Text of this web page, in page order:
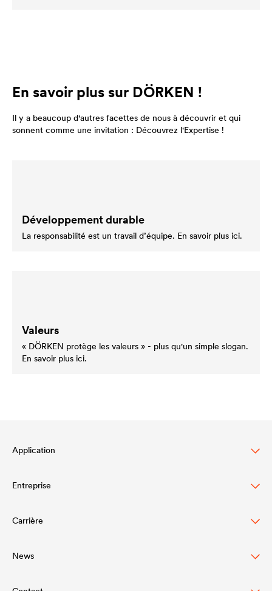
En savoir plus sur DÖRKEN !
Il y a beaucoup d'autres facettes de nous à découvrir et qui
sonnent comme une invitation : Découvrez l'Expertise !
Développement durable
La responsabilité est un travail d’équipe. En savoir plus ici.
Valeurs
« DÖRKEN protège les valeurs » - plus qu'un simple slogan.
En savoir plus ici.
Application
Protection des toitures en pente
Protection des façades ventilées
Drainage et protection des toitures-terrasses et
Entreprise
Structure
Valeurs
Innovation
Carrière
DÖRKEN en tant qu'employeur
News